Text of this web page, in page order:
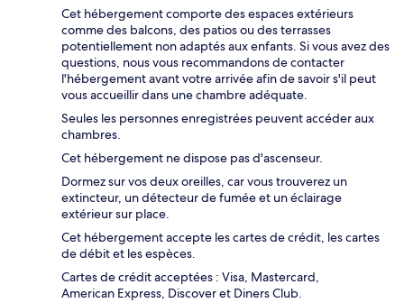
Cet hébergement comporte des espaces extérieurs
comme des balcons, des patios ou des terrasses
potentiellement non adaptés aux enfants. Si vous avez des
questions, nous vous recommandons de contacter
l'hébergement avant votre arrivée afin de savoir s'il peut
vous accueillir dans une chambre adéquate.
Seules les personnes enregistrées peuvent accéder aux
chambres.
Cet hébergement ne dispose pas d'ascenseur.
Dormez sur vos deux oreilles, car vous trouverez un
extincteur, un détecteur de fumée et un éclairage
extérieur sur place.
Cet hébergement accepte les cartes de crédit, les cartes
de débit et les espèces.
Cartes de crédit acceptées : Visa, Mastercard,
American Express, Discover et Diners Club.